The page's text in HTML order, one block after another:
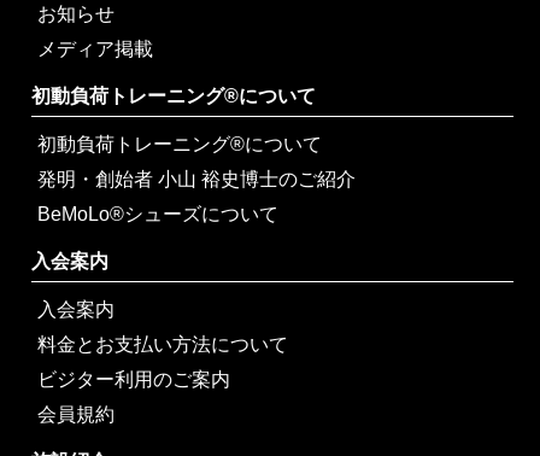
お知らせ
メディア掲載
初動負荷トレーニング®について
初動負荷トレーニング®について
発明・創始者 小山 裕史博士のご紹介
BeMoLo®シューズについて
入会案内
入会案内
料金とお支払い方法について
ビジター利用のご案内
会員規約